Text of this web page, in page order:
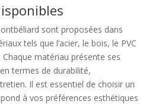
sont proposées dans
tels que l’acier, le bois, le PVC
matériau présente ses
termes de durabilité,
Il est essentiel de choisir un
à vos préférences esthétiques